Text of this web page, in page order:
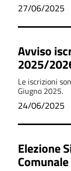
27/06/2025
Avviso
2025/
Le iscrizioni
Giugno 2025.
24/06/2025
Elezione